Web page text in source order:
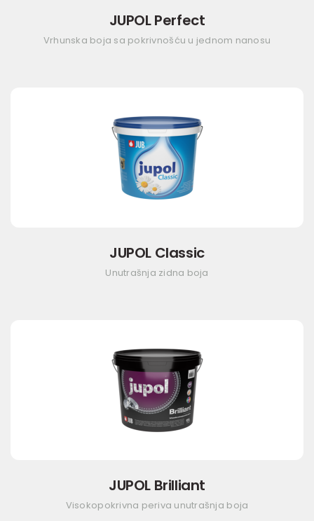
JUPOL Perfect
Vrhunska boja sa pokrivnošću u jednom nanosu
JUPOL Classic
Unutrašnja zidna boja
JUPOL Brilliant
Visokopokrivna periva unutrašnja boja